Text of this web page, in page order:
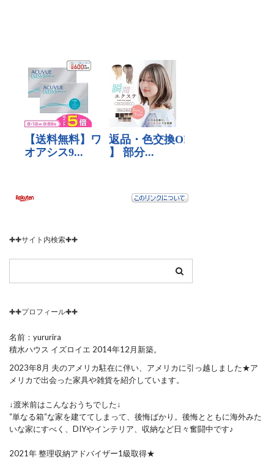
✚✚サイト内検索✚✚
✚✚プロフィール✚✚
名前：yururira
積水ハウス イズロイエ 2014年12月新築。
2023年8月 夫のアメリカ駐在に伴い、アメリカに引っ越しました★ア
メリカで出会った家具や雑貨を紹介しています。
↓渡米前はこんなおうちでした↓
“単なる箱“な家を建ててしまって、後悔ばかり。後悔とともに海外みた
いな家にすべく、DIYやインテリア、収納など日々奮闘中です♪
2021年 整理収納アドバイザー1級取得★